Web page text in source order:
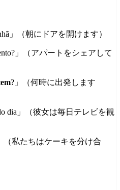
」（朝にドアを開けます）
」（アパートをシェアして
?」（何時に出発します
dia」（彼女は毎日テレビを観
（私たちはケーキを分け合